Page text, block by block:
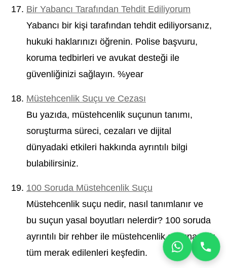
Bir Yabancı Tarafından Tehdit Ediliyorum
Yabancı bir kişi tarafından tehdit ediliyorsanız,
hukuki haklarınızı öğrenin. Polise başvuru,
koruma tedbirleri ve avukat desteği ile
güvenliğinizi sağlayın. %year
Müstehcenlik Suçu ve Cezası
Bu yazıda, müstehcenlik suçunun tanımı,
soruşturma süreci, cezaları ve dijital
dünyadaki etkileri hakkında ayrıntılı bilgi
bulabilirsiniz.
100 Soruda Müstehcenlik Suçu
Müstehcenlik suçu nedir, nasıl tanımlanır ve
bu suçun yasal boyutları nelerdir? 100 soruda
ayrıntılı bir rehber ile müstehcenlik suçuna dair
tüm merak edilenleri keşfedin.